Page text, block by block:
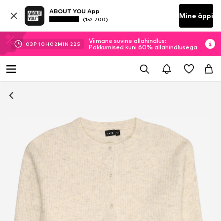
ABOUT YOU App
(152 700) Mine äppi
03P 10H 02MIN 22 S
Viimane suvine allahindlus:
Pakkumised kuni 60% allahindlusega